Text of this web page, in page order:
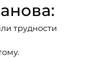
трудности